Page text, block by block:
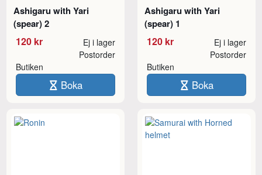
Ashigaru with Yari
(spear) 2
120 kr Ej i lager
Butiken
Postorder
Boka
Ashigaru with Yari
(spear) 1
120 kr Ej i lager
Butiken
Postorder
Boka